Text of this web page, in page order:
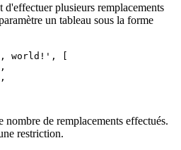
plusieurs remplacements
un tableau sous la forme
world!', [
nombre de remplacements effectués.
restriction.